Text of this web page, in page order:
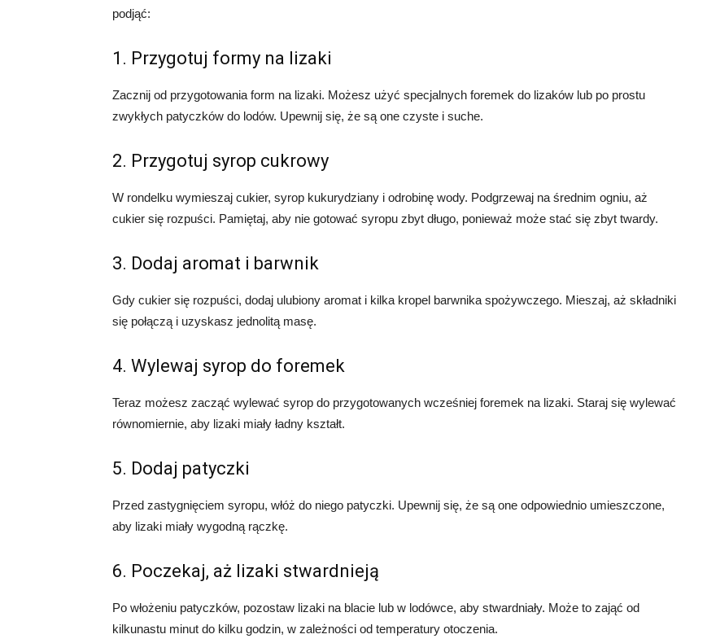
podjąć:
1. Przygotuj formy na lizaki
Zacznij od przygotowania form na lizaki. Możesz użyć specjalnych foremek do lizaków lub po prostu
zwykłych patyczków do lodów. Upewnij się, że są one czyste i suche.
2. Przygotuj syrop cukrowy
W rondelku wymieszaj cukier, syrop kukurydziany i odrobinę wody. Podgrzewaj na średnim ogniu, aż
cukier się rozpuści. Pamiętaj, aby nie gotować syropu zbyt długo, ponieważ może stać się zbyt twardy.
3. Dodaj aromat i barwnik
Gdy cukier się rozpuści, dodaj ulubiony aromat i kilka kropel barwnika spożywczego. Mieszaj, aż składniki
się połączą i uzyskasz jednolitą masę.
4. Wylewaj syrop do foremek
Teraz możesz zacząć wylewać syrop do przygotowanych wcześniej foremek na lizaki. Staraj się wylewać
równomiernie, aby lizaki miały ładny kształt.
5. Dodaj patyczki
Przed zastygnięciem syropu, włóż do niego patyczki. Upewnij się, że są one odpowiednio umieszczone,
aby lizaki miały wygodną rączkę.
6. Poczekaj, aż lizaki stwardnieją
Po włożeniu patyczków, pozostaw lizaki na blacie lub w lodówce, aby stwardniały. Może to zająć od
kilkunastu minut do kilku godzin, w zależności od temperatury otoczenia.